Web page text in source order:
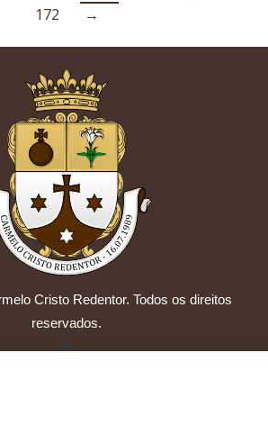
172
→
Cristo Redentor. Todos os direitos
reservados.